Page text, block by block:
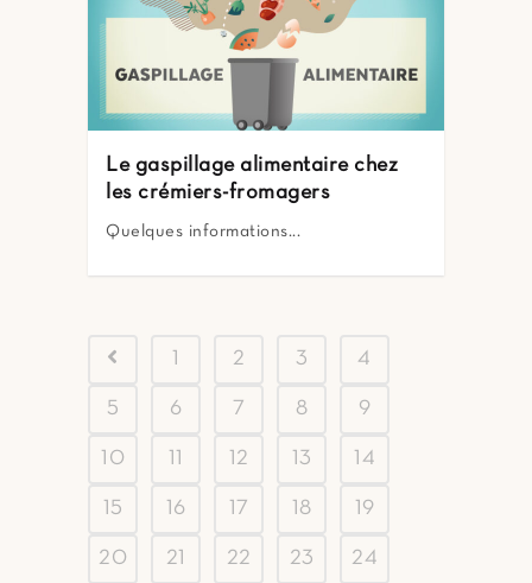
Le gaspillage alimentaire chez
les crémiers-fromagers
Quelques informations...
2 3 4
5 6 7 8 9
10 12 13 14
15 16 17 18 19
20 21 22 23 24